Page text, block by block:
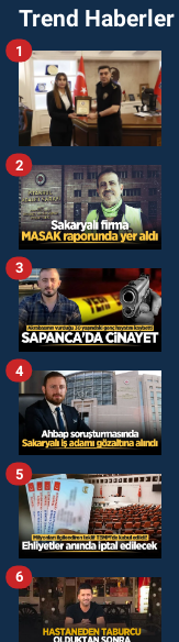
Trend Haberler
1
2
3
4
5
6